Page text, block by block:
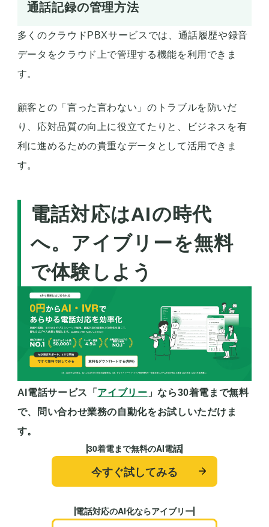
通話記録の管理方法
多くのクラウドPBXサービスでは、通話履歴や録音
データをクラウド上で管理する機能を利用できま
す。
顧客との「言った言わない」のトラブルを防いだ
り、応対品質の向上に役立てたりと、ビジネスを有
利に進めるための貴重なデータとして活用できま
す。
電話対応はAIの時代
へ。アイブリーを無料
で体験しよう
AI電話サービス「 アイブリー 」なら30着電まで無料
で、問い合わせ業務の自動化をお試しいただけま
す。
30着電まで無料のAI電話
今すぐ試してみる
電話対応のAI化ならアイブリー